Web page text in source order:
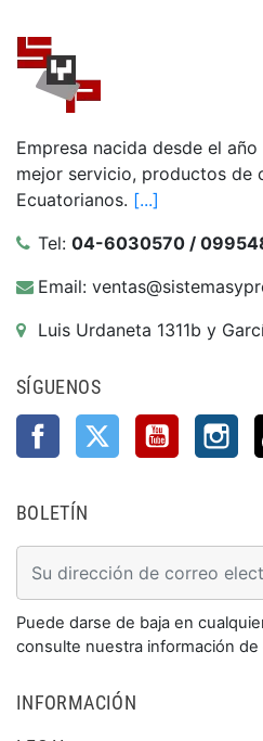
Empresa nacida desde el
mejor servicio, productos de
Ecuatorianos. [...]
Tel: 04-6030570 /
Email:
Luis Urdaneta 1311b y
SÍGUENOS
FacebookTwitter YouTube
BOLETÍN
Puede darse de baja en
consulte nuestra información
INFORMACIÓN